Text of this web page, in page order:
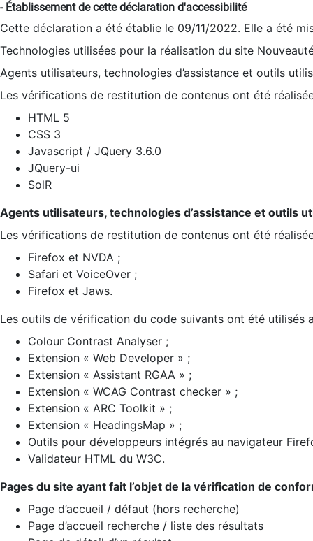
- Établissement de cette déclaration d'accessibilité
Cette déclaration a été établie le 09/11/2022. Elle a été
Technologies utilisées pour la réalisation du site
Agents utilisateurs, technologies d’assistance et outils
Les vérifications de restitution de contenus ont été
HTML 5
CSS 3
Javascript / JQuery 3.6.0
JQuery-ui
SolR
Agents utilisateurs, technologies d’assistance et outils
Les vérifications de restitution de contenus ont été
Firefox et NVDA ;
Safari et VoiceOver ;
Firefox et Jaws.
Les outils de vérification du code suivants ont été utilisés
Colour Contrast Analyser ;
Extension « Web Developer » ;
Extension « Assistant RGAA » ;
Extension « WCAG Contrast checker » ;
Extension « ARC Toolkit » ;
Extension « HeadingsMap » ;
Outils pour développeurs intégrés au navigateur
Validateur HTML du W3C.
Pages du site ayant fait l’objet de la vérification de
Page d’accueil / défaut (hors recherche)
Page d’accueil recherche / liste des résultats